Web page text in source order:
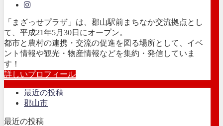
「まざっせプラザ」は、郡山駅前まちなか交流拠点とし
て、平成21年5月30日にオープン。
都市と農村の連携・交流の促進を図る場所として、イベ
ント情報や観光・物産情報などを集約・発信していま
す！
詳しいプロフィール
最近の投稿
郡山市
最近の投稿